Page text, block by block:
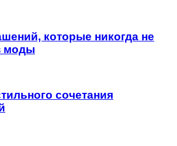
которые никогда не
моды
сочетания